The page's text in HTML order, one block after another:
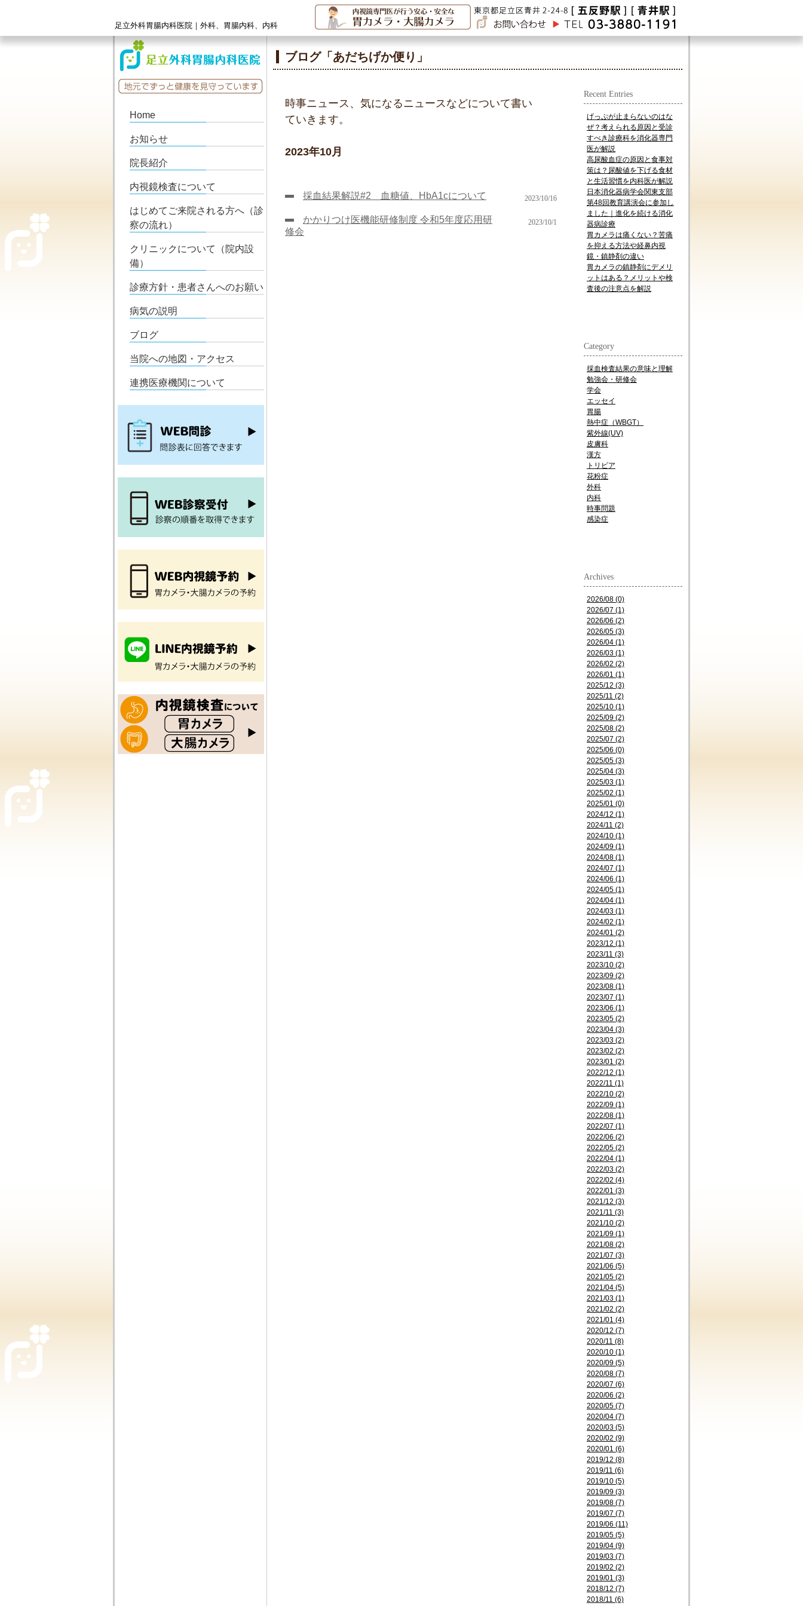
足立外科胃腸内科医院｜外科、胃腸内科、内科
ブログ「あだちげか便り」
時事ニュース、気になるニュースなどについて書い
ていきます。
2023年10月
採血結果解説#2 血糖値、HbA1cについて 2023/10/16
かかりつけ医機能研修制度 令和5年度応用研
修会
2023/10/1
Recent Entries
げっぷが止まらないのはな
ぜ？考えられる原因と受診
すべき診療科を消化器専門
医が解説
高尿酸血症の原因と食事対
策は？尿酸値を下げる食材
と生活習慣を内科医が解説
日本消化器病学会関東支部
第48回教育講演会に参加し
ました｜進化を続ける消化
器病診療
胃カメラは痛くない？苦痛
を抑える方法や経鼻内視
鏡・鎮静剤の違い
胃カメラの鎮静剤にデメリ
ットはある？メリットや検
査後の注意点を解説
Category
採血検査結果の意味と理解
勉強会・研修会
学会
エッセイ
胃腸
熱中症（WBGT）
紫外線(UV)
皮膚科
漢方
トリビア
花粉症
外科
内科
時事問題
感染症
Archives
2026/08 (0)
2026/07 (1)
2026/06 (2)
2026/05 (3)
2026/04 (1)
2026/03 (1)
2026/02 (2)
2026/01 (1)
2025/12 (3)
2025/11 (2)
2025/10 (1)
2025/09 (2)
2025/08 (2)
2025/07 (2)
2025/06 (0)
2025/05 (3)
2025/04 (3)
2025/03 (1)
2025/02 (1)
2025/01 (0)
2024/12 (1)
2024/11 (2)
2024/10 (1)
2024/09 (1)
2024/08 (1)
2024/07 (1)
2024/06 (1)
2024/05 (1)
2024/04 (1)
2024/03 (1)
2024/02 (1)
2024/01 (2)
2023/12 (1)
2023/11 (3)
2023/10 (2)
2023/09 (2)
2023/08 (1)
2023/07 (1)
2023/06 (1)
2023/05 (2)
2023/04 (3)
2023/03 (2)
2023/02 (2)
2023/01 (2)
2022/12 (1)
2022/11 (1)
2022/10 (2)
2022/09 (1)
2022/08 (1)
2022/07 (1)
2022/06 (2)
2022/05 (2)
2022/04 (1)
2022/03 (2)
2022/02 (4)
2022/01 (3)
2021/12 (3)
2021/11 (3)
2021/10 (2)
2021/09 (1)
2021/08 (2)
2021/07 (3)
2021/06 (5)
2021/05 (2)
2021/04 (5)
2021/03 (1)
2021/02 (2)
2021/01 (4)
2020/12 (7)
2020/11 (8)
2020/10 (1)
2020/09 (5)
2020/08 (7)
2020/07 (6)
2020/06 (2)
2020/05 (7)
2020/04 (7)
2020/03 (5)
2020/02 (9)
2020/01 (6)
2019/12 (8)
2019/11 (6)
2019/10 (5)
2019/09 (3)
2019/08 (7)
2019/07 (7)
2019/06 (11)
2019/05 (5)
2019/04 (9)
2019/03 (7)
2019/02 (2)
2019/01 (3)
2018/12 (7)
2018/11 (6)
Home
お知らせ
院長紹介
内視鏡検査について
はじめてご来院される方へ（診
察の流れ）
クリニックについて（院内設
備）
診療方針・患者さんへのお願い
病気の説明
ブログ
当院への地図・アクセス
連携医療機関について